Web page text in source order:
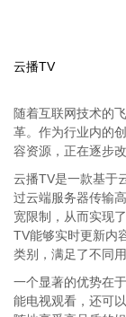
云播TV
随着互联网技术的
革。作为行业内的
容资源，正在逐步
云播TV是一款基于
过云端服务器传输
宽限制，从而实现
TV能够实时更新内
类别，满足了不同用
一个显著的优势在
能电视观看，还可